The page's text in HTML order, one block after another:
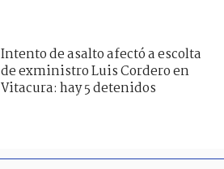
Intento de asalto afectó a escolta
de exministro Luis Cordero en
Vitacura: hay 5 detenidos